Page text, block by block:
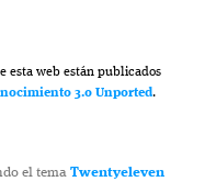
esta web están publicados
3.0 Unported.
el tema Twentyeleven